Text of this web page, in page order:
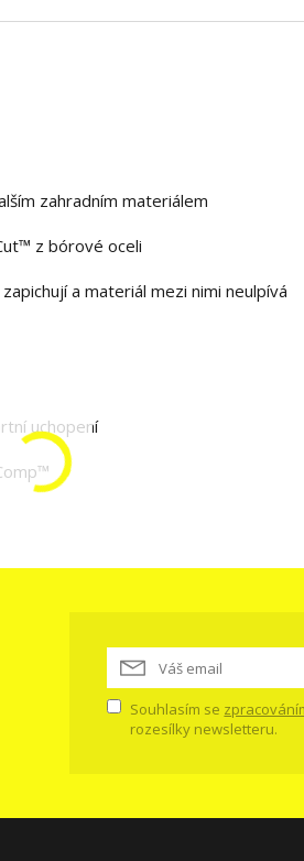
zahradním materiálem
z bórové oceli
a materiál mezi nimi neulpívá
uchopení
Souhlasím se
rozesílky newsletteru.